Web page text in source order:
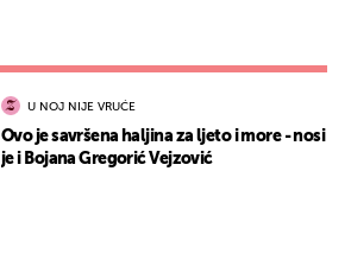
U NOJ NIJE VRUĆE
Ovo je savršena haljina za ljeto i more - nosi
je i Bojana Gregorić Vejzović